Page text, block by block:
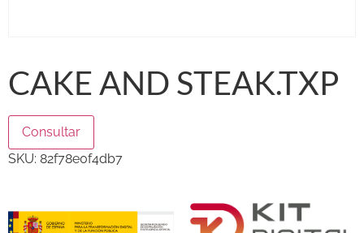
CAKE AND STEAK.TXP
Consultar
SKU: 82f78e0f4db7